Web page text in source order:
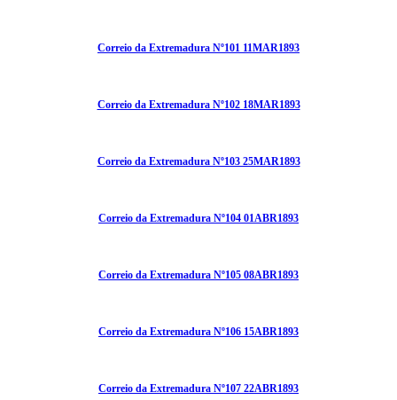
Correio da Extremadura Nº101 11MAR1893
Correio da Extremadura Nº102 18MAR1893
Correio da Extremadura Nº103 25MAR1893
Correio da Extremadura Nº104 01ABR1893
Correio da Extremadura Nº105 08ABR1893
Correio da Extremadura Nº106 15ABR1893
Correio da Extremadura Nº107 22ABR1893